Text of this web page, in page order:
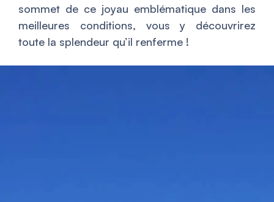
sommet de ce joyau emblématique dans les
meilleures conditions, vous y découvrirez
toute la splendeur qu’il renferme !